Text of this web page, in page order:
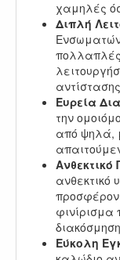
χαμηλές
Διπλή
Ευρεία
την
από ψηλά,
ανθεκτικό
φινίρισμα
Εύκολη